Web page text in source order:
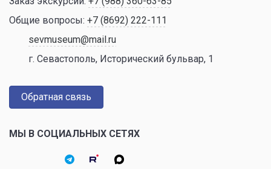
Общие вопросы: +7 (8692) 222-111
sevmuseum@mail.ru
г. Севастополь, Исторический бульвар, 1
Обратная связь
МЫ В СОЦИАЛЬНЫХ СЕТЯХ